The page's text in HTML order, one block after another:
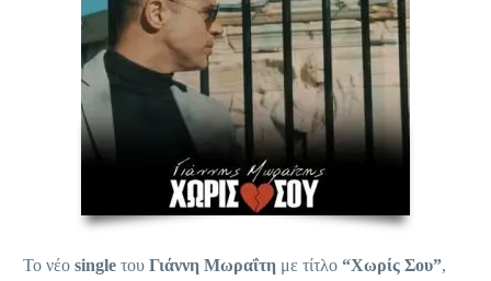
Το νέο single του Γιάννη Μωραΐτη με τίτλο “Χωρίς Σου”,